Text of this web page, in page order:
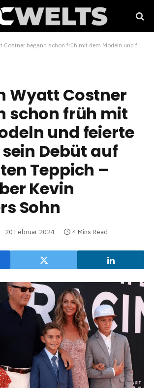
schon früh mit dem Modeln und feierte bereits sein Debüt auf dem roten Teppich – Mehr über Kevin Costners Sohn
Wyatt Costner
schon früh mit
und feierte
Debüt auf
Teppich –
Kevin
Sohn
20 Februar 2024 4 Mins Read